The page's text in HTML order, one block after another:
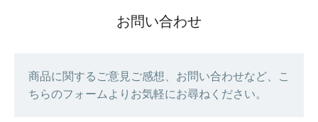
お問い合わせ
商品に関するご意見ご感想、お問い合わせなど、こ
ちらのフォームよりお気軽にお尋ねください。